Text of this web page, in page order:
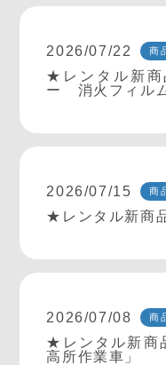
2026/07/22 商
★レンタル新
ー 消火フィル
2026/07/15 商
★レンタル新商
2026/07/08 商
★レンタル新商
高所作業車」